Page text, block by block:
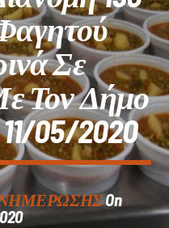
Σε
Τον Δήμο
05/2020
On